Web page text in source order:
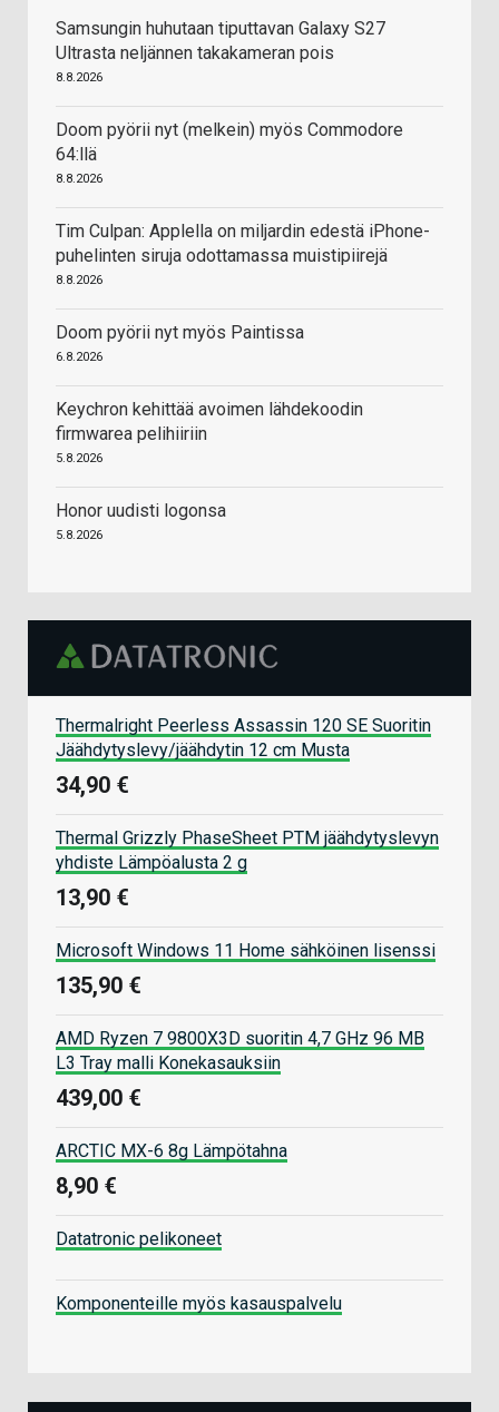
Samsungin huhutaan tiputtavan Galaxy S27
Ultrasta neljännen takakameran pois
8.8.2026
Doom pyörii nyt (melkein) myös Commodore
64:llä
8.8.2026
Tim Culpan: Applella on miljardin edestä iPhone-
puhelinten siruja odottamassa muistipiirejä
8.8.2026
Doom pyörii nyt myös Paintissa
6.8.2026
Keychron kehittää avoimen lähdekoodin
firmwarea pelihiiriin
5.8.2026
Honor uudisti logonsa
5.8.2026
Thermalright Peerless Assassin 120 SE Suoritin
Jäähdytyslevy/jäähdytin 12 cm Musta
34,90 €
Thermal Grizzly PhaseSheet PTM jäähdytyslevyn
yhdiste Lämpöalusta 2 g
13,90 €
Microsoft Windows 11 Home sähköinen lisenssi
135,90 €
AMD Ryzen 7 9800X3D suoritin 4,7 GHz 96 MB
L3 Tray malli Konekasauksiin
439,00 €
ARCTIC MX-6 8g Lämpötahna
8,90 €
Datatronic pelikoneet
Komponenteille myös kasauspalvelu